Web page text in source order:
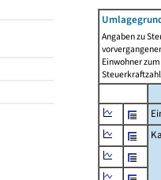
Angaben zu
Einwohner